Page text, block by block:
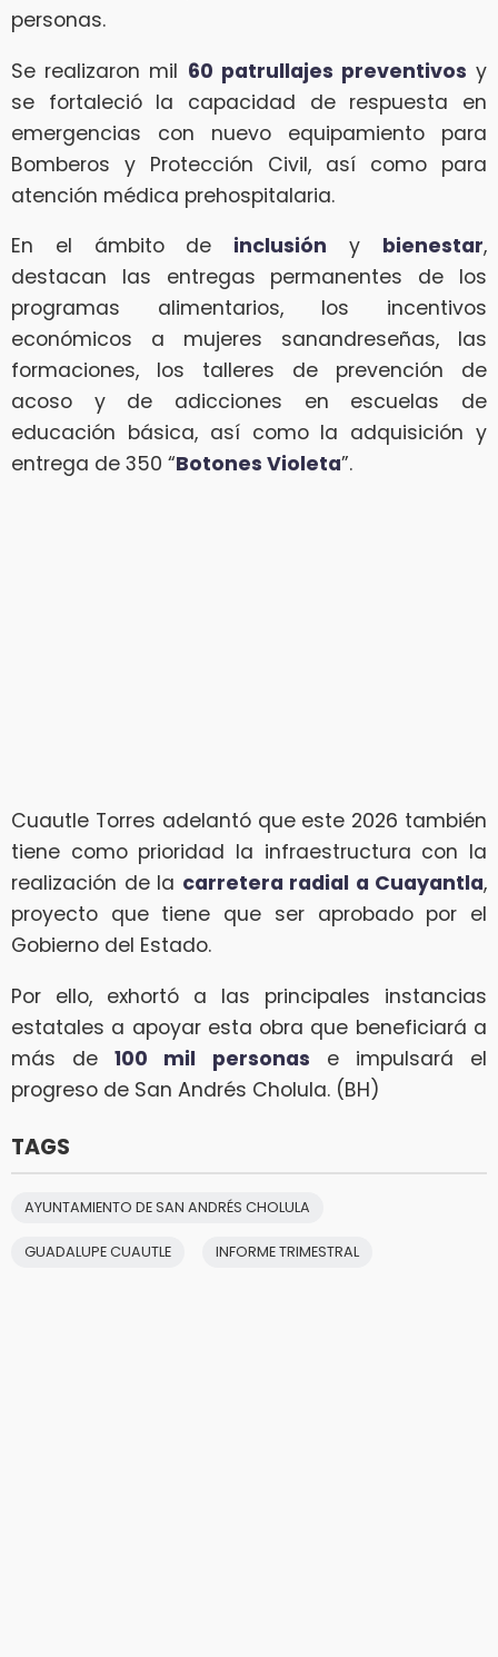
personas.
Se realizaron mil 60 patrullajes preventivos y
se fortaleció la capacidad de respuesta en
emergencias con nuevo equipamiento para
Bomberos y Protección Civil, así como para
atención médica prehospitalaria.
En el ámbito de inclusión y bienestar,
destacan las entregas permanentes de los
programas alimentarios, los incentivos
económicos a mujeres sanandreseñas, las
formaciones, los talleres de prevención de
acoso y de adicciones en escuelas de
educación básica, así como la adquisición y
entrega de 350 “Botones Violeta”.
Cuautle Torres adelantó que este 2026 también
tiene como prioridad la infraestructura con la
realización de la carretera radial a Cuayantla,
proyecto que tiene que ser aprobado por el
Gobierno del Estado.
Por ello, exhortó a las principales instancias
estatales a apoyar esta obra que beneficiará a
más de100 mil personas e impulsará el
progreso de San Andrés Cholula. (BH)
TAGS
AYUNTAMIENTO DE SAN ANDRÉS CHOLULA
GUADALUPE CUAUTLE INFORME TRIMESTRAL